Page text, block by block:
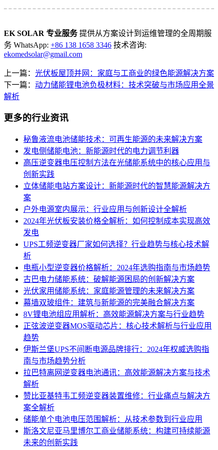
EK SOLAR 专业服务提供从方案设计到运维管理的全周期服
务 WhatsApp: +86 138 1658 3346 技术咨询:
ekomedsolar@gmail.com
上一篇： 光伏板屋顶并网：家庭与工商业的绿色能源解决方案
下一篇： 动力储能锂电池负极材料：技术突破与市场应用全景
解析
更多的行业资讯
秘鲁液流电池储能技术：可再生能源的未来解决方案
发电侧储能电池：新能源时代的电力调节利器
高压逆变器电压控制方法在光储能系统中的核心应用与
创新实践
立体储能电站方案设计：新能源时代的智慧能源解决方
案
户外电源室内展示：行业应用与创新设计全解析
2024年光伏板安装价格全解析：如何控制成本实现高效
发电
UPS工频逆变器厂家如何选择？行业趋势与核心技术解
析
电瓶小型逆变器价格解析：2024年选购指南与市场趋势
古巴电力储能系统：破解能源困局的创新解决方案
光伏家用储能系统：家庭能源管理的未来解决方案
幕墙双玻组件：建筑与新能源的完美融合解决方案
8V锂电池组应用解析：高效能源解决方案与行业趋势
正弦波逆变器MOS驱动芯片：核心技术解析与行业应用
趋势
伊斯兰堡UPS不间断电源品牌排行：2024年权威选购指
南与市场趋势分析
拉巴特离网逆变器电池通讯：高效能源解决方案与技术
解析
赞比亚基特韦工频逆变器装置维修：行业痛点与解决方
案全解析
储能单个电池电压范围解析：从技术参数到行业应用
斯洛文尼亚马里博尔工商业储能系统：构建可持续能源
未来的创新实践